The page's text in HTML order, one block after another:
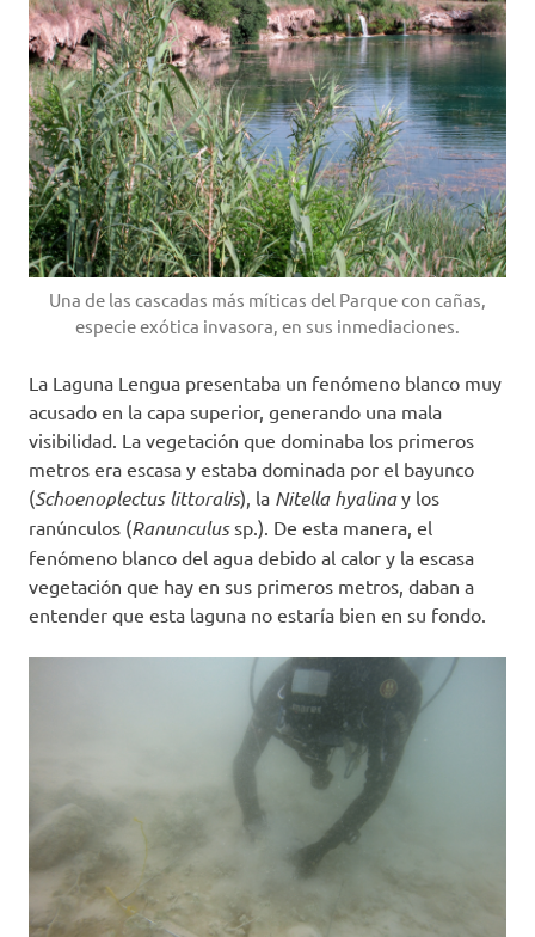
Una de las cascadas más míticas del Parque con cañas,
especie exótica invasora, en sus inmediaciones.
La Laguna Lengua presentaba un fenómeno blanco muy
acusado en la capa superior, generando una mala
visibilidad. La vegetación que dominaba los primeros
metros era escasa y estaba dominada por el bayunco
(Schoenoplectus littoralis), la Nitella hyalinay los
ranúnculos (Ranunculussp.). De esta manera, el
fenómeno blanco del agua debido al calor y la escasa
vegetación que hay en sus primeros metros, daban a
entender que esta laguna no estaría bien en su fondo.